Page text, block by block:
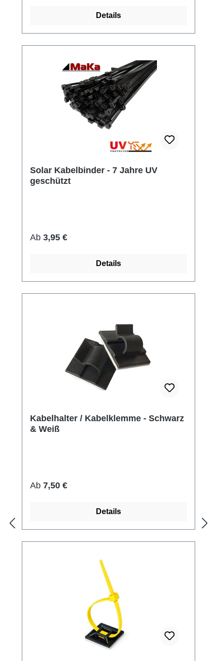
Details
Solar Kabelbinder - 7 Jahre UV
geschützt
Regulärer Preis:
Ab 3,95 €
Details
Kabelhalter / Kabelklemme - Schwarz
& Weiß
Regulärer Preis:
Ab 7,50 €
Details